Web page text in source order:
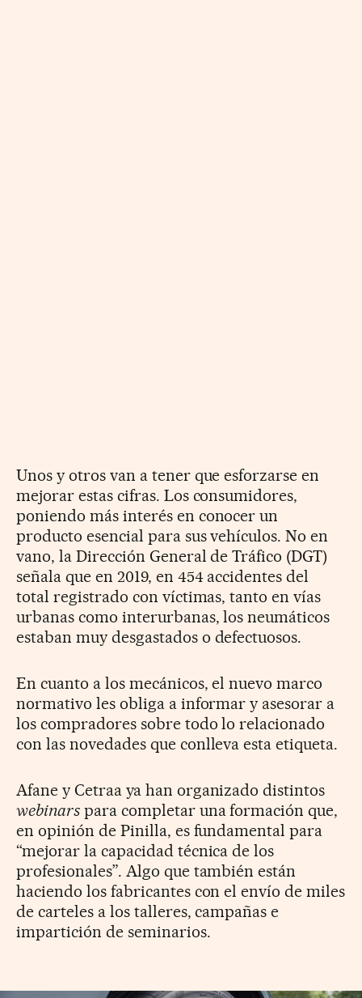
Unos y otros van a tener que esforzarse en
mejorar estas cifras. Los consumidores,
poniendo más interés en conocer un
producto esencial para sus vehículos. No en
vano, la Dirección General de Tráfico (DGT)
señala que en 2019, en 454 accidentes del
total registrado con víctimas, tanto en vías
urbanas como interurbanas, los neumáticos
estaban muy desgastados o defectuosos.
En cuanto a los mecánicos, el nuevo marco
normativo les obliga a informar y asesorar a
los compradores sobre todo lo relacionado
con las novedades que conlleva esta etiqueta.
Afane y Cetraa ya han organizado distintos
webinarspara completar una formación que,
en opinión de Pinilla, es fundamental para
“mejorar la capacidad técnica de los
profesionales”. Algo que también están
haciendo los fabricantes con el envío de miles
de carteles a los talleres, campañas e
impartición de seminarios.